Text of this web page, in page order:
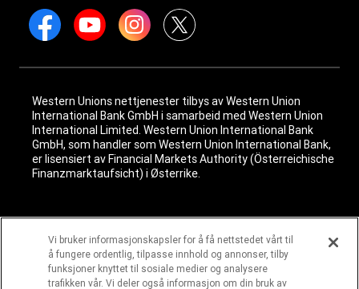
Western Unions nettjenester tilbys av Western Union
International Bank GmbH i samarbeid med Western Union
International Limited. Western Union International Bank
GmbH, som handler som Western Union International Bank,
er lisensiert av Financial Markets Authority (Österreichische
Finanzmarktaufsicht) i Østerrike.
© 2026 Western Union Holdings, Inc. Med enerett. Alle logoer,
varemerker, tjenestemerker og merkenavn det henvises til i
dette materialet, tilhører de respektive eierne.
Vi bruker informasjonskapsler for å få nettstedet vårt til
å fungere ordentlig, tilpasse innhold og annonser, tilby
funksjoner knyttet til sosiale medier og analysere
trafikken vår. Vi deler også informasjon om din bruk av